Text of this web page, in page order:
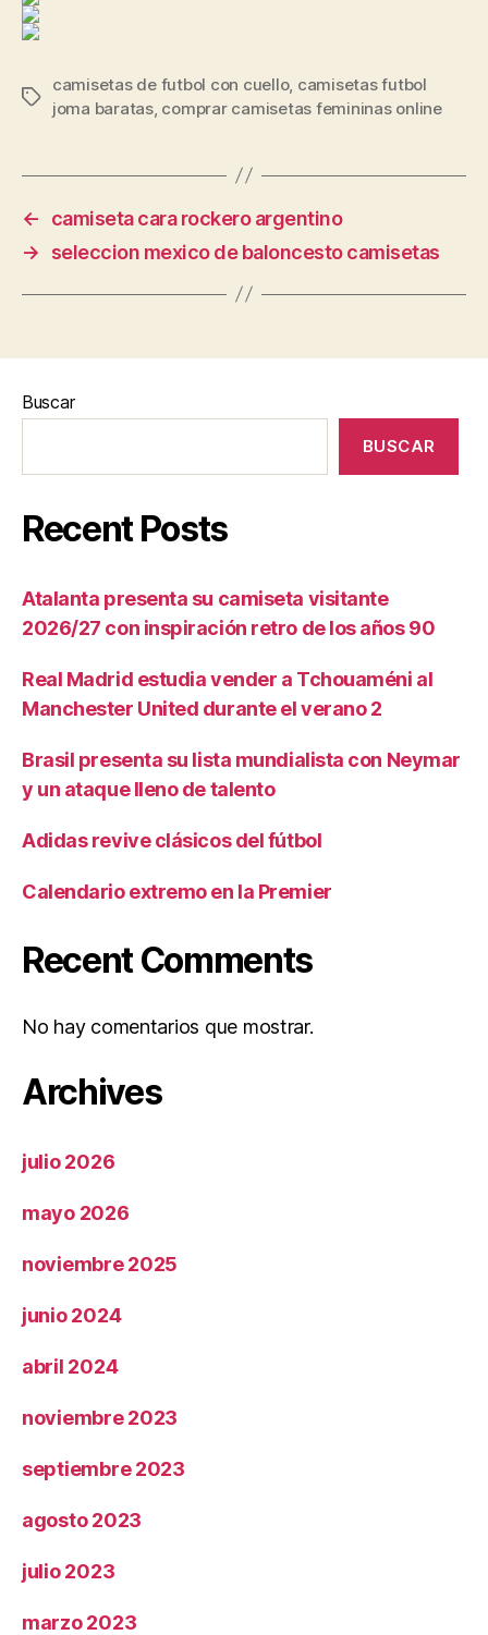
Etiquetas
camisetas de futbol con cuello, camisetas futbol
joma baratas, comprar camisetas femininas online
←
camiseta cara rockero argentino
→
seleccion mexico de baloncesto camisetas
Buscar
BUSCAR
Recent Posts
Atalanta presenta su camiseta visitante
2026/27 con inspiración retro de los años 90
Real Madrid estudia vender a Tchouaméni al
Manchester United durante el verano 2
Brasil presenta su lista mundialista con Neymar
y un ataque lleno de talento
Adidas revive clásicos del fútbol
Calendario extremo en la Premier
Recent Comments
No hay comentarios que mostrar.
Archives
julio 2026
mayo 2026
noviembre 2025
junio 2024
abril 2024
noviembre 2023
septiembre 2023
agosto 2023
julio 2023
marzo 2023